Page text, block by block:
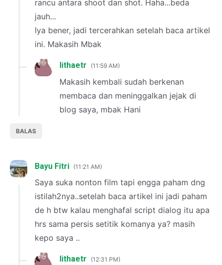
rancu antara shoot dan shot. Haha...beda
jauh...
Iya bener, jadi tercerahkan setelah baca artikel
ini. Makasih Mbak
BALAS
lithaetr 11:59 AM
Makasih kembali sudah berkenan
membaca dan meninggalkan jejak di
blog saya, mbak Hani
Bayu Fitri 11:21 AM
Saya suka nonton film tapi engga paham dng
istilah2nya..setelah baca artikel ini jadi paham
de h btw kalau menghafal script dialog itu apa
hrs sama persis setitik komanya ya? masih
kepo saya ..
lithaetr 12:31 PM